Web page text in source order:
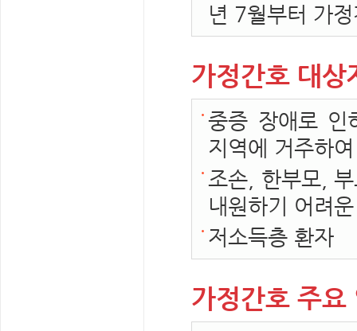
년 7월부터 가
가정간호 대상
중증 장애로 인
지역에 거주하
조손, 한부모,
내원하기 어려
저소득층 환자
가정간호 주요